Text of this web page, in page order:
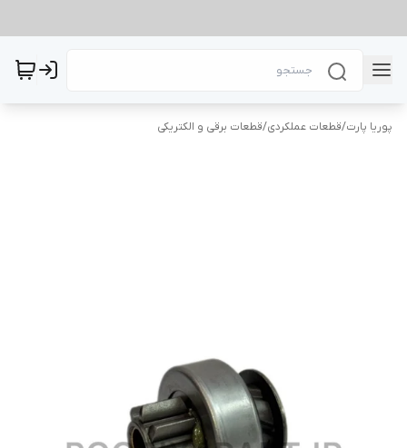
پوریا پارت/قطعات عملکردی/قطعات برقی و الکتریکی